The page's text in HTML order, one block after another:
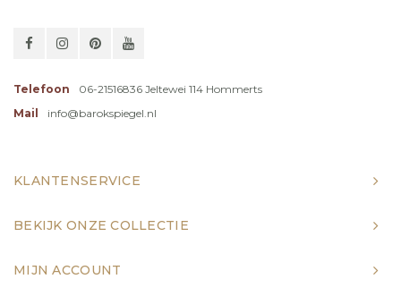
Telefoon
06-21516836 Jeltewei 114 Hommerts
Mail
info@barokspiegel.nl
KLANTENSERVICE
BEKIJK ONZE COLLECTIE
MIJN ACCOUNT